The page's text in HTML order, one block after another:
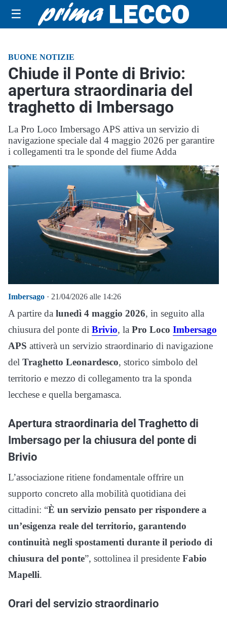
☰
BUONE NOTIZIE
Chiude il Ponte di Brivio:
apertura straordinaria del
traghetto di Imbersago
La Pro Loco Imbersago APS attiva un servizio di
navigazione speciale dal 4 maggio 2026 per garantire
i collegamenti tra le sponde del fiume Adda
Imbersago · 21/04/2026 alle 14:26
A partire da lunedì 4 maggio 2026, in seguito alla
chiusura del ponte di Brivio, la Pro Loco Imbersago
APS attiverà un servizio straordinario di navigazione
del Traghetto Leonardesco, storico simbolo del
territorio e mezzo di collegamento tra la sponda
lecchese e quella bergamasca.
Apertura straordinaria del Traghetto di
Imbersago per la chiusura del ponte di
Brivio
L’associazione ritiene fondamentale offrire un
supporto concreto alla mobilità quotidiana dei
cittadini: “È un servizio pensato per rispondere a
un’esigenza reale del territorio, garantendo
continuità negli spostamenti durante il periodo di
chiusura del ponte”, sottolinea il presidente Fabio
Mapelli.
Orari del servizio straordinario